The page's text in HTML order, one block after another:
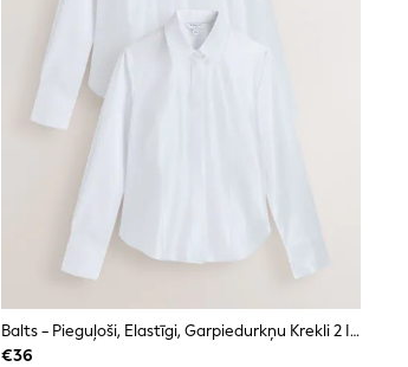
Balts - Pieguļoši, Elastīgi, Garpiedurkņu Krekli 2 Iepakojumā
€36